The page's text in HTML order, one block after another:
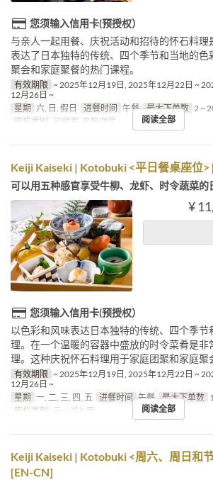
您须输入信用卡(预授权）
与亲人一起用餐、庆祝活动和招待的怀石料理
表达了日本独特的传统、四个季节和当地的色
聚会和家庭聚餐的热门课程。
有效期限 ~ 2025年12月19日, 2025年12月22日 ~
12月26日 ~
星期 六, 日, 假日 进餐时间 午餐 最大下单数 2 ~
座位类别 窓個室, 窓無個室 阅读全部
Keiji Kaiseki | Kotobuki <平日餐桌座位>
可以用五种感官享受牛柳、龙虾、时令蔬菜的
¥
您须输入信用卡(预授权）
以色彩和风味表达日本独特的传统、四个季
理。在一个温暖的容器中盛放的时令菜肴是非
理。这种庆祝怀石料理用于家庭团聚和家庭聚
有效期限 ~ 2025年12月19日, 2025年12月22日 ~
12月26日 ~
星期 一, 二, 三, 四, 五 进餐时间 午餐 最大下单数
座位类别
テーブル席 阅读全部
Keiji Kaiseki | Kotobuki <周六、周日和
[EN-CN]